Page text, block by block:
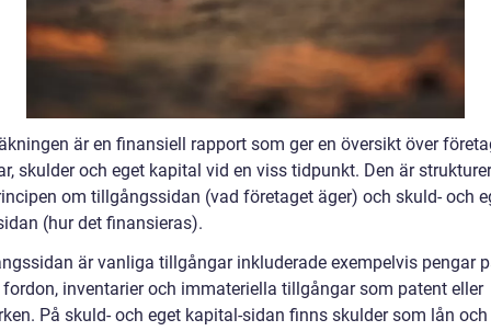
är en finansiell rapport som ger en översikt över
skulder och eget kapital vid en viss tidpunkt. Den är
om tillgångssidan (vad företaget äger) och skuld- och
(hur det finansieras).
är vanliga tillgångar inkluderade exempelvis pengar
fordon, inventarier och immateriella tillgångar som patent eller
På skuld- och eget kapital-sidan finns skulder som lån och